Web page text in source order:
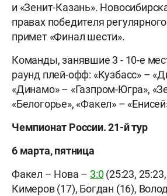
и «Зенит-Казань».
правах победителя
примет «Финал шести».
Команды, занявшие 3 - 10-е
раунд плей-офф: «Кузбасс» –
«Динамо» – «Газпром-Югра»,
«Белогорье», «Факел» –
Чемпионат России. 21-й тур
6 марта, пятница
Факел – Нова – 3:0(25:23,
Кимеров (17), Богдан (16),